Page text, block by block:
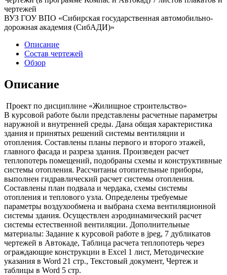
чертежей
ВУЗ ГОУ ВПО «Сибирская государственная автомобильно-
дорожная академия (СибАДИ)»
Описание
Состав чертежей
Обзор
Описание
Проект по дисциплине «Жилищное строительство»
В курсовой работе были представлены расчетные параметры
наружной и внутренней среды. Дана общая характеристика
здания и принятых решений системы вентиляции и
отопления. Составлены планы первого и второго этажей,
главного фасада и разреза здания. Произведен расчет
теплопотерь помещений, подобраны схемы и конструктивные
системы отопления. Рассчитаны отопительные приборы,
выполнен гидравлический расчет системы отопления.
Составлены план подвала и чердака, схемы системы
отопления и теплового узла. Определены требуемые
параметры воздухообмена и выбрана схема вентиляционной
системы здания. Осуществлен аэродинамический расчет
системы естественной вентиляции. Дополнительные
материалы: Задание к курсовой работе в jpeg, 7 дубликатов
чертежей в Автокаде, Таблица расчета теплопотерь через
ограждающие конструкции в Excel 1 лист, Методические
указания в Word 21 стр., Текстовый документ, Чертеж и
таблицы в Word 5 стр.